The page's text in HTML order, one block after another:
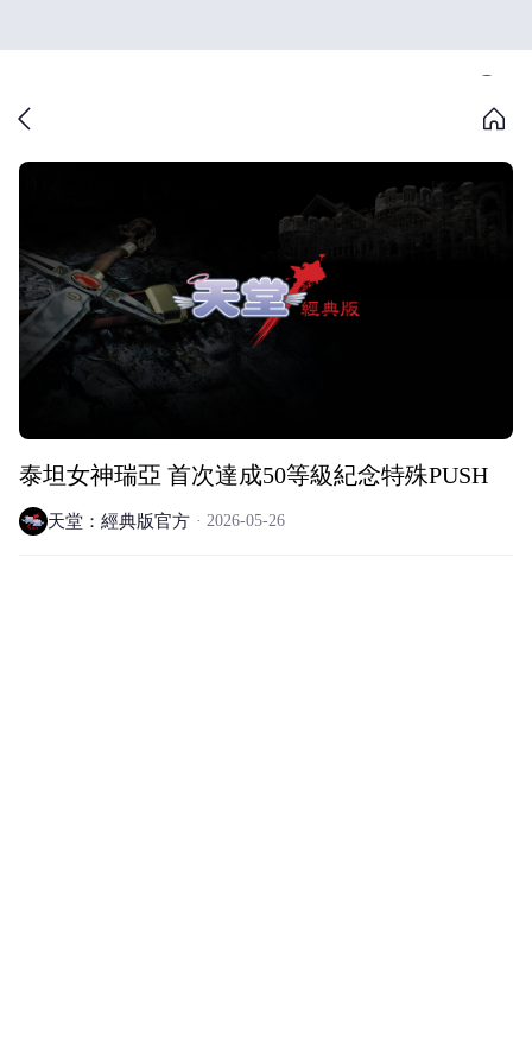
泰坦女神瑞亞 首次達成50等級紀念特殊PUSH
天堂：經典版官方 2026-05-26